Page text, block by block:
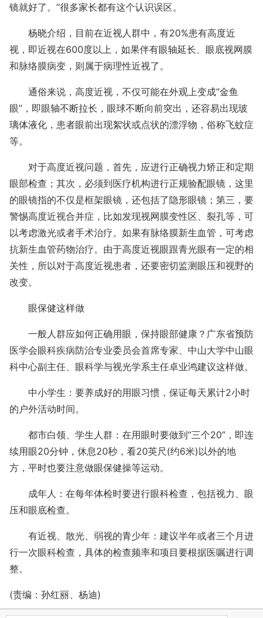
镜就好了。”很多家长都有这个认识误区。
杨晓介绍，目前在近视人群中，有20%患有高度近
视，即近视在600度以上，如果伴有眼轴延长、眼底视网膜
和脉络膜病变，则属于病理性近视了。
通俗来说，高度近视，不仅可能在外观上变成“金鱼
眼”，即眼轴不断拉长，眼球不断向前突出，还容易出现玻
璃体液化，患者眼前出现絮状或点状的漂浮物，俗称飞蚊症
等。
对于高度近视问题，首先，应进行正确视力矫正和定期
眼部检查；其次，必须到医疗机构进行正规验配眼镜，这里
的眼镜指的不仅是框架眼镜，还包括了隐形眼镜；第三，要
警惕高度近视合并症，比如发现视网膜变性区、裂孔等，可
以考虑激光或者手术治疗。如果有脉络膜新生血管，可考虑
抗新生血管药物治疗。由于高度近视眼跟青光眼有一定的相
关性，所以对于高度近视患者，还要密切监测眼压和视野的
改变。
眼保健这样做
一般人群应如何正确用眼，保持眼部健康？广东省预防
医学会眼科疾病防治专业委员会首席专家、中山大学中山眼
科中心副主任、眼科学与视光学系主任卓业鸿建议这样做。
中小学生：要养成好的用眼习惯，保证每天累计2小时
的户外活动时间。
都市白领、学生人群：在用眼时要做到“三个20”，即连
续用眼20分钟，休息20秒，看20英尺(约6米)以外的地
方，平时也要注意做眼保健操等运动。
成年人：在每年体检时要进行眼科检查，包括视力、眼
压和眼底检查。
有近视、散光、弱视的青少年：建议半年或者三个月进
行一次眼科检查，具体的检查频率和项目要根据医嘱进行调
整。
(责编：孙红丽、杨迪)